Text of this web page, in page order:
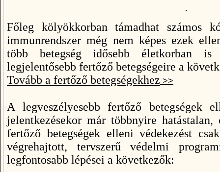
Főleg kölyökkorban támadhat számos
immunrendszer még nem képes ezek
több betegség idősebb életkorban
legjelentősebb fertőző betegségeire a
Tovább a fertőző betegségekhez >>
A legveszélyesebb fertőző betegségek
jelentkezésekor már többnyire
fertőző betegségek elleni védekezést
végrehajtott, tervszerű védelmi
legfontosabb lépései a következők: